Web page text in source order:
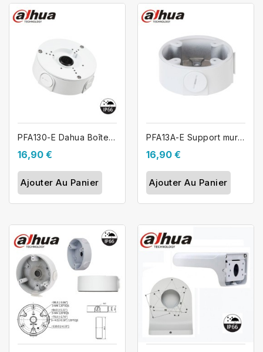
PFA130-E Dahua Boîte de jonction en...
16,90 €
Ajouter Au Panier
PFA13A-E Support mural caméra Dahua
16,90 €
Ajouter Au Panier